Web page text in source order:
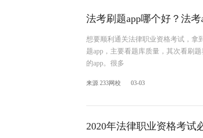
法考刷题app哪个好？法考
想要顺利通关法律职业资格考试，拿
题app，主要看题库质量，其次看刷
的app。很多
来源 233网校 03-03
2020年法律职业资格考试